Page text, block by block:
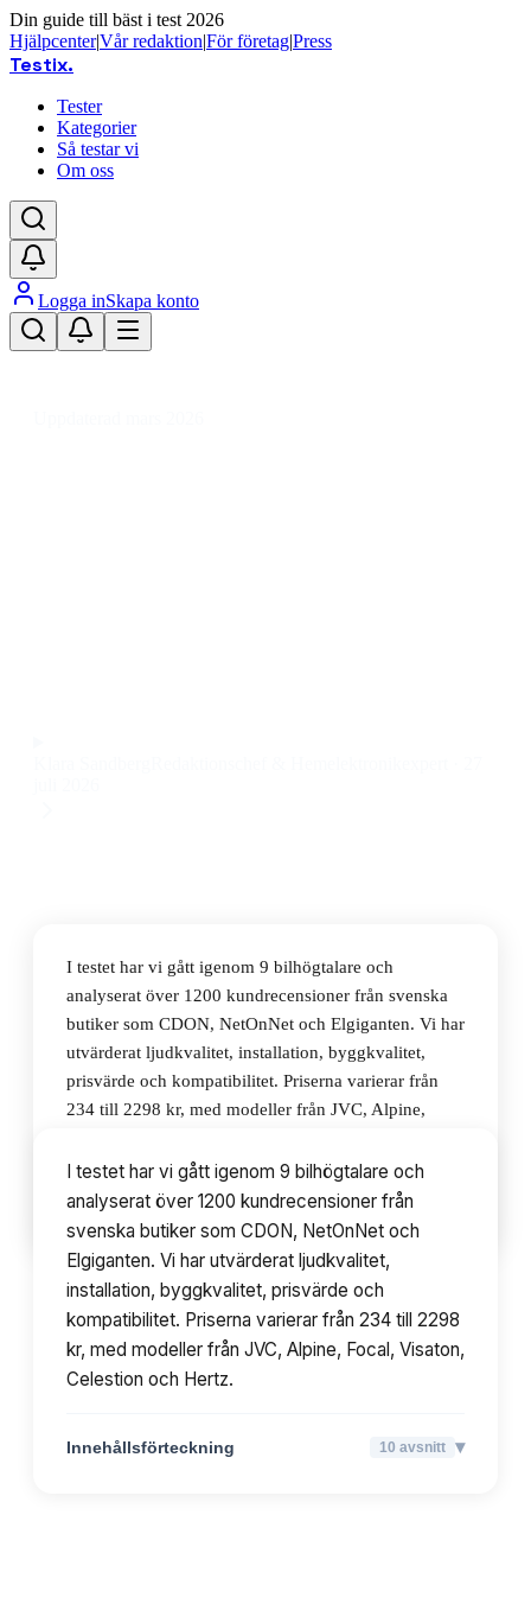
Din guide till bäst i test 2026
Hjälpcenter|Vår redaktion|För företag|Press
Testix.
Tester
Kategorier
Så testar vi
Om oss
Logga inSkapa konto
I testet har vi gått igenom 9 bilhögtalare och
analyserat över 1200 kundrecensioner från svenska
butiker som CDON, NetOnNet och Elgiganten. Vi har
utvärderat ljudkvalitet, installation, byggkvalitet,
prisvärde och kompatibilitet. Priserna varierar från
234 till 2298 kr, med modeller från JVC, Alpine,
Innehållsförteckning 10avsnitt
I testet har vi gått igenom 9 bilhögtalare och
analyserat över 1200 kundrecensioner från
svenska butiker som CDON, NetOnNet och
Elgiganten. Vi har utvärderat ljudkvalitet,
installation, byggkvalitet, prisvärde och
kompatibilitet. Priserna varierar från 234 till 2298
kr, med modeller från JVC, Alpine, Focal, Visaton,
Celestion och Hertz.
Innehållsförteckning 10 avsnitt ▾